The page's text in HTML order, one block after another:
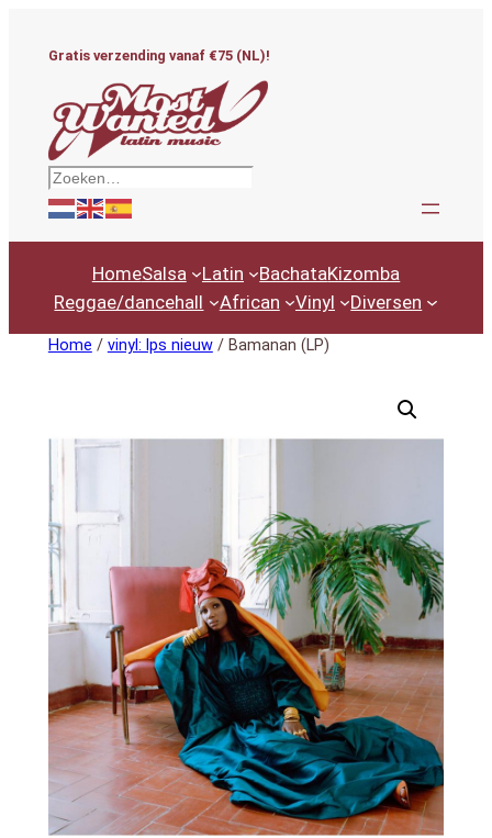
Gratis verzending vanaf €75 (NL)!
Zoeken
HomeSalsa Latin BachataKizomba
Reggae/dancehall
African Vinyl Diversen
Home / vinyl: lps nieuw/ Bamanan (LP)